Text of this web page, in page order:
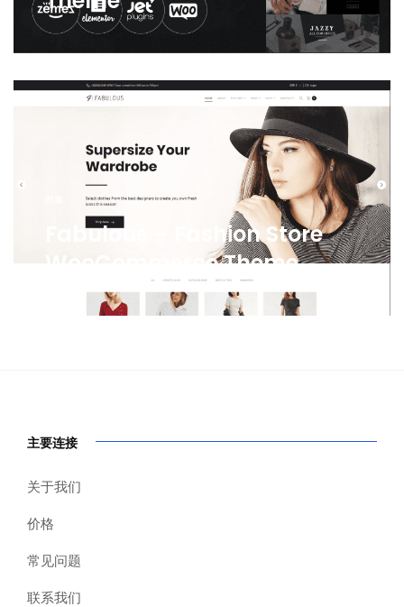
Fabulous – Fashion Store
WooCommerce Theme
主要连接
关于我们
价格
常见问题
联系我们